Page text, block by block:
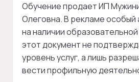
Обучение продает ИП
Олеговна. В рекламе особый
на наличии
этот документ не
уровень услуг, а лишь
вести профильную